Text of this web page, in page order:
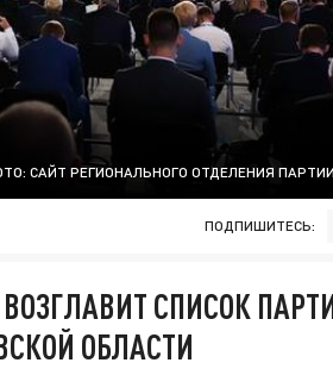
САЙТ РЕГИОНАЛЬНОГО ОТДЕЛЕНИЯ
ПОДПИШИТЕСЬ:
СПИСОК
ОБЛАСТИ